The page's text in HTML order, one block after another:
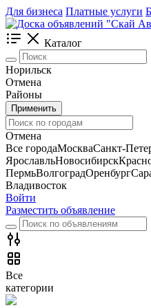
Для бизнеса Платные услуги
Каталог
Норильск
Отмена
Районы
Применить
Отмена
Все городаМоскваСанкт-
ЯрославльНовосибирск
ПермьВолгоградОренбург
Владивосток
Войти
Разместить объявление
Все
категории